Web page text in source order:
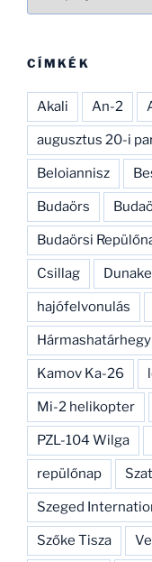
CÍMKÉK
Akali An-2
augusztus 20-i
Beloiannisz
Budaörs
Budaörsi
Csillag
hajófelvonulás
Hármashatárhegy
Kamov Ka-26
Mi-2 helikopter
PZL-104 Wilga
repülőnap
Szeged
Szőke Tisza